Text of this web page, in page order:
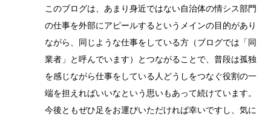
このブログは、あまり身近ではない自治体の情シス部門
の仕事を外部にアピールするというメインの目的があり
ながら、同じような仕事をしている方（ブログでは「同
業者」と呼んでいます）とつながることで、普段は孤独
を感じながら仕事をしている人どうしをつなぐ役割の一
端を担えればいいなという思いもあって続けています。
今後ともぜひ足をお運びいただければ幸いですし、気に